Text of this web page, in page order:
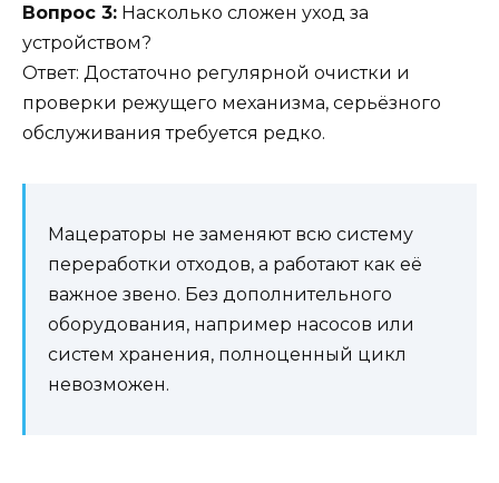
Вопрос 3: Насколько сложен уход за
устройством?
Ответ: Достаточно регулярной очистки и
проверки режущего механизма, серьёзного
обслуживания требуется редко.
Мацераторы не заменяют всю систему
переработки отходов, а работают как её
важное звено. Без дополнительного
оборудования, например насосов или
систем хранения, полноценный цикл
невозможен.